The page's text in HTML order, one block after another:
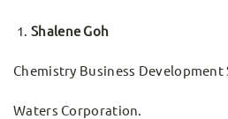
Shalene Goh
Chemistry Business Development
Waters Corporation.